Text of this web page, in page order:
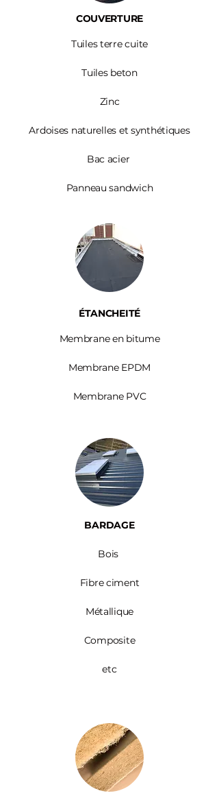
COUVERTURE
Tuiles terre cuite
Tuiles beton
Zinc​
Ardoises naturelles et synthétiques
Bac acier
Panneau sandwich
ÉTANCHEITÉ
Membrane en bitume
Membrane EPDM
Membrane PVC
BARDAGE​
Bois ​
Fibre ciment
Métallique
Composite
etc